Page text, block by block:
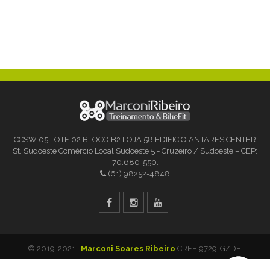
CCSW 05 LOTE 02 BLOCO B2 LOJA 58 EDIFICIO ANTARES CENTER
St. Sudoeste Comércio Local Sudoeste 5 - Cruzeiro / Sudoeste – CEP:
70.680-550.
(61) 98252-4848
© 2019-2021 | Marconi Soares Ribeiro CREF:9729-G/DF.